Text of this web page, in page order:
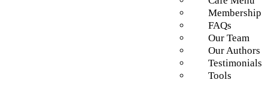
Membership
FAQs
Our Team
Our Authors
Testimonials
Tools